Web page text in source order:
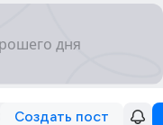
Создать пост